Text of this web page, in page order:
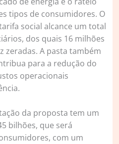
tipos de consumidores. O
social alcance um total
dos quais 16 milhões
zeradas. A pasta também
para a redução do
operacionais
da proposta tem um
bilhões, que será
com um